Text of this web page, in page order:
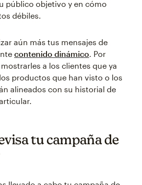
público objetivo y en cómo
débiles.
aún más tus mensajes de
contenido dinámico. Por
a los clientes que ya
productos que han visto o los
alineados con su historial de
tu campaña de